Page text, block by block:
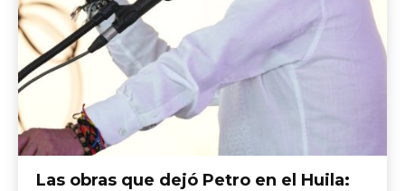
Las obras que dejó Petro en el Huila: